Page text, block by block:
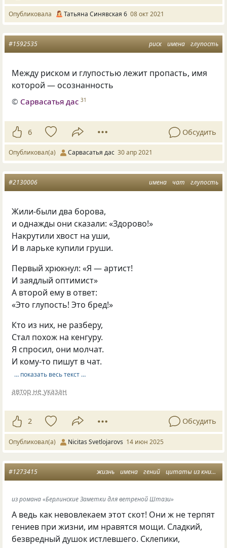
Опубликовала Татьяна Синявская 6 08 окт 2021
риск имена глупость
#1592535
Между риском и глупостью лежит пропасть, имя
которой — осознанность
© Сарвасатья дас 31
6 Обсудить
Опубликовал(а) Сарвасатья дас 30 апр 2021
имена чат глупость
#2130006
Жили-были два борова,
и однажды они сказали: «Здорово!»
Накрутили хвост на уши,
И в ларьке купили груши.
Первый хрюкнул: «Я — артист!
И заядлый оптимист»
А второй ему в ответ:
«Это глупость! Это бред!»
Кто из них, не разберу,
Стал похож на кенгуру.
Я спросил, они молчат.
И кому-то пишут в чат.
… показать весь текст …
автор не указан
2 Обсудить
Опубликовал(а) Nicitas Svetlojarovs 14 июн 2025
жизнь имена гений цитаты из книг
#1273415
из романа «Берлинские Заметки для ветреной Штази»
А ведь как невовлекаем этот скот! Они ж не терпят
гениев при жизни, им нравятся мощи. Сладкий,
безвредный душок истлевшего. Склепики,